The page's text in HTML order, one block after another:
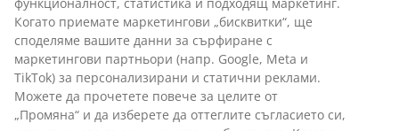
Характеристики
функционалност, статистика и подходящ маркетинг.
Когато приемате маркетингови „бисквитки“, ще
споделяме вашите данни за сърфиране с
маркетингови партньори (напр. Google, Meta и
TikTok) за персонализирани и статични реклами.
Можете да прочетете повече за целите от
„Промяна“ и да изберете да оттеглите съгласието си,